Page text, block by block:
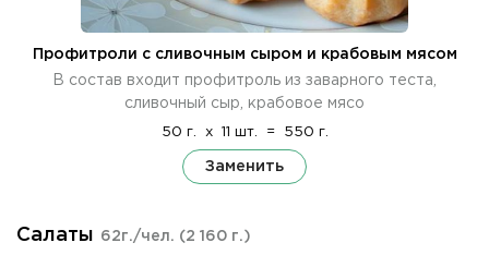
Профитроли с сливочным сыром и крабовым мясом
В состав входит профитроль из заварного теста,
сливочный сыр, крабовое мясо
50 г. x 11 шт. = 550 г.
Заменить
Салаты 62г./чел. (2 160 г.)